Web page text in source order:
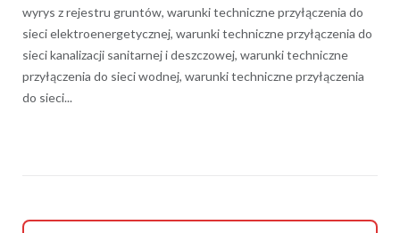
wyrys z rejestru gruntów, warunki techniczne przyłączenia do
sieci elektroenergetycznej, warunki techniczne przyłączenia do
sieci kanalizacji sanitarnej i deszczowej, warunki techniczne
przyłączenia do sieci wodnej, warunki techniczne przyłączenia
do sieci...